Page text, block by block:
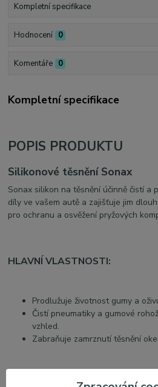
Kompletní specifikace
Hodnocení 0
Komentáře 0
Kompletní specifikace
POPIS PRODUKTU
Silikonové těsnění Sonax
Sonax silikon na těsnění účinně čistí a
díly ve vašem autě a zajišťuje jim
pro ochranu a osvěžení pryžových
HLAVNÍ VLASTNOSTI:
Prodlužuje životnost gumy a
Čistí pneumatiky a gumové
vzhled.
Zabraňuje zamrznutí těsnění